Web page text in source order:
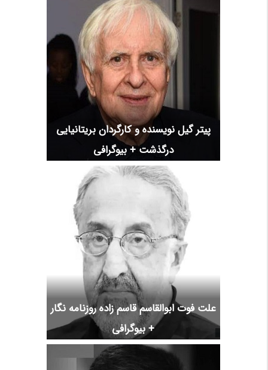
پیتر گیل نویسنده و کارگردان بریتانیایی
درگذشت + بیوگرافی
علت فوت ابوالقاسم قاسم زاده روزنامه نگار
+ بیوگرافی